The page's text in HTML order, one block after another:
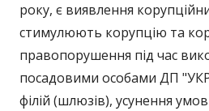
року, є виявлення
стимулюють корупцію та
правопорушення під час
посадовими особами ДП
філій (шлюзів), усунення